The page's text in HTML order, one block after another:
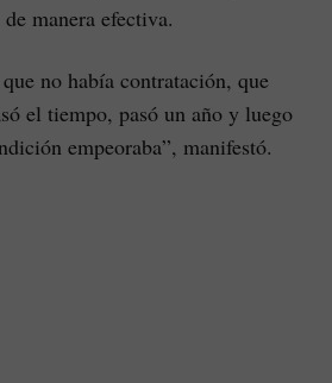
manera efectiva.
no había contratación, que
el tiempo, pasó un año y luego
empeoraba”, manifestó.